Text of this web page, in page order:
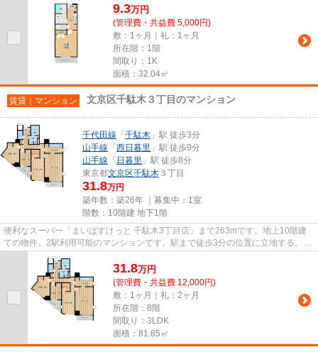
9.3万円
(管理費・共益費 5,000円)
敷：1ヶ月｜礼：1ヶ月
所在階：1階
間取り：1K
面積：32.04㎡
賃貸｜マンション 文京区千駄木３丁目のマンション
千代田線 「 千駄木 」駅 徒歩3分
山手線 「 西日暮里 」駅 徒歩9分
山手線 「 日暮里 」駅 徒歩8分
東京都文京区千駄木 ３丁目
31.8万円
築年数：築26年 ｜募集中： 1室
階数：10階建 地下1階
便利なスーパー「まいばすけっと 千駄木3丁目店」まで263mです。地上10階建
ての物件。2駅利用可能のマンションです。駅まで徒歩3分の位置に立地する、ア
クセス良好な物件です。気にな...
31.8万円
(管理費・共益費 12,000円)
敷：1ヶ月｜礼：2ヶ月
所在階：8階
間取り：3LDK
面積：81.85㎡